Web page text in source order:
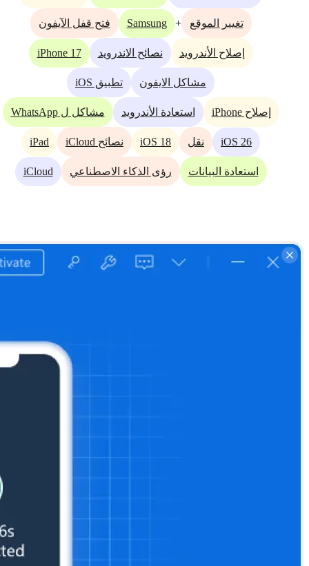
تغيير الموقع +
Samsung فتح قفل الآيفون
إصلاح الأندرويد نصائح الاندرويد iPhone 17
مشاكل الايفون تطبيق iOS
إصلاح iPhone استعادة الأندرويد مشاكل ل WhatsApp
iOS 26 نقل iOS 18 نصائح iCloud iPad
استعادة البيانات رؤى الذكاء الاصطناعي iCloud